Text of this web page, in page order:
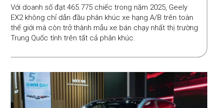
Với doanh số đạt 465.775 chiếc trong năm 2025, Geely
EX2 không chỉ dẫn đầu phân khúc xe hạng A/B trên toàn
thế giới mà còn trở thành mẫu xe bán chạy nhất thị trường
Trung Quốc tính trên tất cả phân khúc.